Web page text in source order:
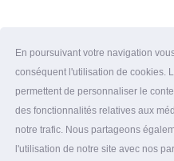
En poursuivant votre navigation
conséquent l'utilisation de cookies.
permettent de personnaliser le
des fonctionnalités relatives aux
notre trafic. Nous partageons
l'utilisation de notre site avec nos